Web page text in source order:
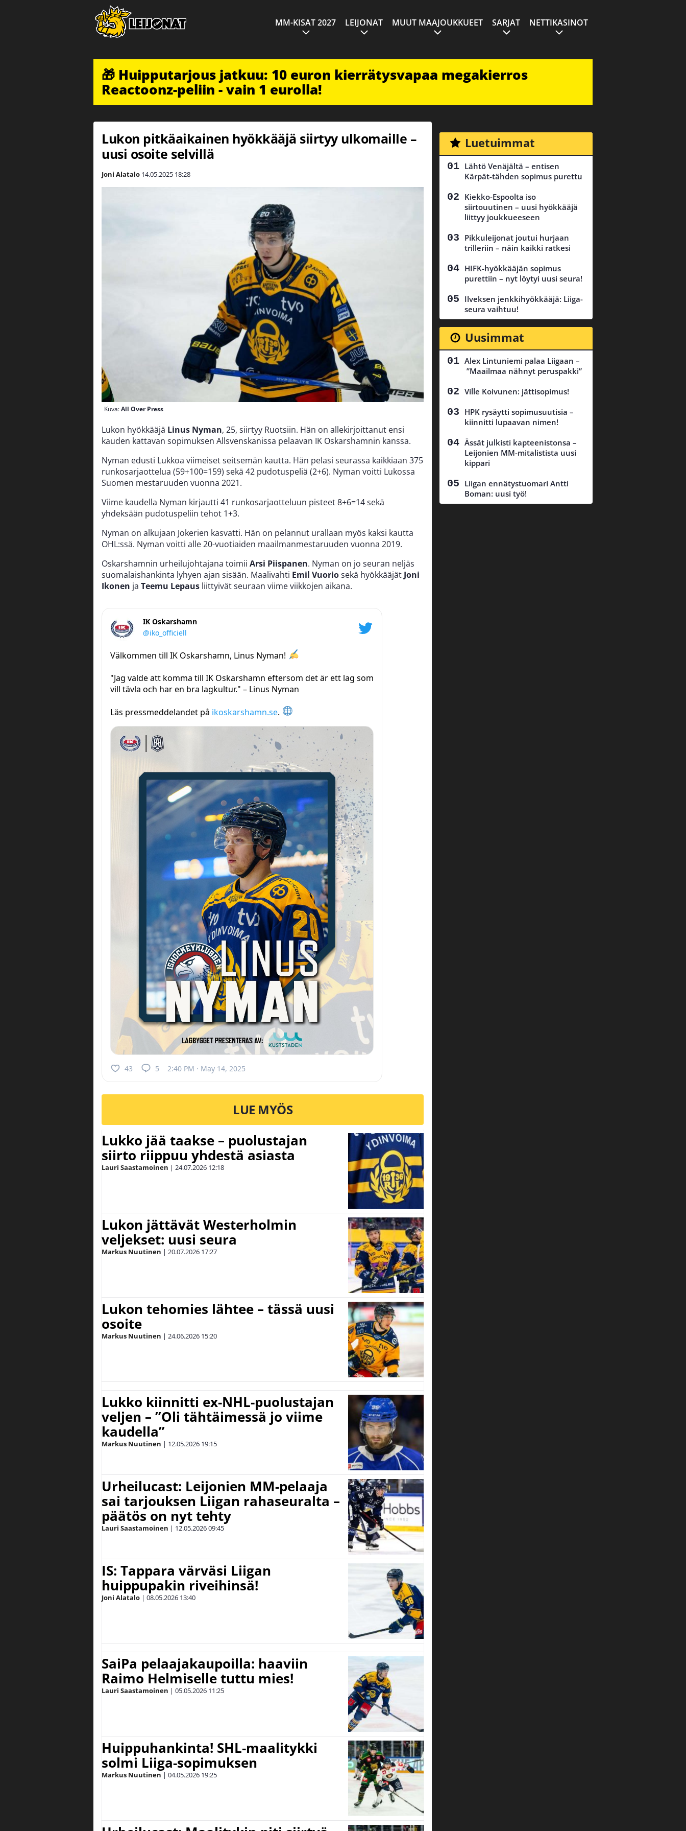
MM-KISAT 2027 LEIJONAT MUUT MAAJOUKKUEET SARJAT NETTIKASINOT
🎁 Huipputarjous jatkuu: 10 euron kierrätysvapaa megakierros
Reactoonz-peliin - vain 1 eurolla!
Lukon pitkäaikainen hyökkääjä siirtyy ulkomaille –
uusi osoite selvillä
Joni Alatalo 14.05.2025 18:28
Kuva:All Over Press
Lukon hyökkääjä Linus Nyman, 25, siirtyy Ruotsiin. Hän on allekirjoittanut ensi
kauden kattavan sopimuksen Allsvenskanissa pelaavan IK Oskarshamnin kanssa.
Nyman edusti Lukkoa viimeiset seitsemän kautta. Hän pelasi seurassa kaikkiaan 375
runkosarjaottelua (59+100=159) sekä 42 pudotuspeliä (2+6). Nyman voitti Lukossa
Suomen mestaruuden vuonna 2021.
Viime kaudella Nyman kirjautti 41 runkosarjaotteluun pisteet 8+6=14 sekä
yhdeksään pudotuspeliin tehot 1+3.
Nyman on alkujaan Jokerien kasvatti. Hän on pelannut urallaan myös kaksi kautta
OHL:ssä. Nyman voitti alle 20-vuotiaiden maailmanmestaruuden vuonna 2019.
Oskarshamnin urheilujohtajana toimii Arsi Piispanen. Nyman on jo seuran neljäs
suomalaishankinta lyhyen ajan sisään. Maalivahti Emil Vuoriosekä hyökkääjät Joni
Ikonen ja Teemu Lepaus liittyivät seuraan viime viikkojen aikana.
IK Oskarshamn
@iko_officiell
Välkommen till IK Oskarshamn, Linus Nyman!
"Jag valde att komma till IK Oskarshamn eftersom det är ett lag som
vill tävla och har en bra lagkultur." – Linus Nyman
Läs pressmeddelandet på ikoskarshamn.se.
43 5 2:40 PM · May 14, 2025
LUE MYÖS
Lukko jää taakse – puolustajan
siirto riippuu yhdestä asiasta
Lauri Saastamoinen | 24.07.2026 12:18
Lukon jättävät Westerholmin
veljekset: uusi seura
Markus Nuutinen | 20.07.2026 17:27
Lukon tehomies lähtee – tässä uusi
osoite
Markus Nuutinen | 24.06.2026 15:20
Lukko kiinnitti ex-NHL-puolustajan
veljen – ”Oli tähtäimessä jo viime
kaudella”
Markus Nuutinen | 12.05.2026 19:15
Urheilucast: Leijonien MM-pelaaja
sai tarjouksen Liigan rahaseuralta –
päätös on nyt tehty
Lauri Saastamoinen | 12.05.202609:45
IS: Tappara värväsi Liigan
huippupakin riveihinsä!
Joni Alatalo | 08.05.2026 13:40
SaiPa pelaajakaupoilla: haaviin
Raimo Helmiselle tuttu mies!
Lauri Saastamoinen | 05.05.2026 11:25
Huippuhankinta! SHL-maalitykki
solmi Liiga-sopimuksen
Markus Nuutinen | 04.05.2026 19:25
Luetuimmat
Lähtö Venäjältä – entisen
Kärpät-tähden sopimus purettu
Kiekko-Espoolta iso
siirtouutinen – uusi hyökkääjä
liittyy joukkueeseen
Pikkuleijonat joutui hurjaan
trilleriin – näin kaikki ratkesi
HIFK-hyökkääjän sopimus
purettiin – nyt löytyi uusi seura!
Ilveksen jenkkihyökkääjä: Liiga-
seura vaihtuu!
Uusimmat
Alex Lintuniemi palaa Liigaan –
”Maailmaa nähnyt peruspakki”
Ville Koivunen: jättisopimus!
HPK rysäytti sopimusuutisia –
kiinnitti lupaavan nimen!
Ässät julkisti kapteenistonsa –
Leijonien MM-mitalistista uusi
kippari
Liigan ennätystuomari Antti
Boman: uusi työ!